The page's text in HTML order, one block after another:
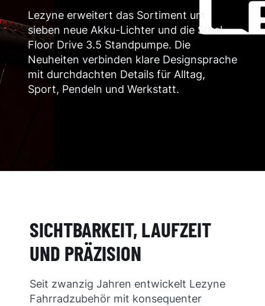
Lezyne erweitert das Sortiment um
sieben neue Akku-Lichter und die Steel
Floor Drive 3.5 Standpumpe. Die
Neuheiten verbinden klare Designsprache
mit durchdachten Details für Alltag,
Sport, Pendeln und Werkstatt.
SICHTBARKEIT, LAUFZEIT
UND PRÄZISION
Seit zwanzig Jahren entwickelt Lezyne
Fahrradzubehör mit konsequenter